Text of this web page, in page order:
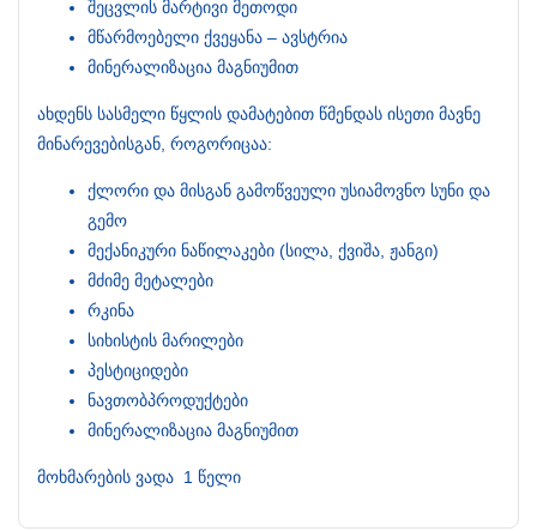
შეცვლის მარტივი მეთოდი
მწარმოებელი ქვეყანა – ავსტრია
მინერალიზაცია მაგნიუმით
ახდენს სასმელი წყლის დამატებით წმენდას ისეთი მავნე
მინარევებისგან, როგორიცაა:
ქლორი და მისგან გამოწვეული უსიამოვნო სუნი და
გემო
მექანიკური ნაწილაკები (სილა, ქვიშა, ჟანგი)
მძიმე მეტალები
რკინა
სიხისტის მარილები
პესტიციდები
ნავთობპროდუქტები
მინერალიზაცია მაგნიუმით
მოხმარების ვადა 1 წელი